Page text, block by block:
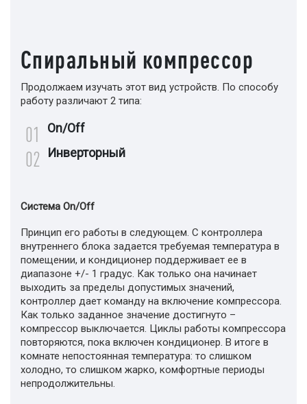
Спиральный компрессор
Продолжаем изучать этот вид устройств. По способу
работу различают 2 типа:
On/Off
Инверторный
Система On/Off
Принцип его работы в следующем. С контроллера
внутреннего блока задается требуемая температура в
помещении, и кондиционер поддерживает ее в
диапазоне +/- 1 градус. Как только она начинает
выходить за пределы допустимых значений,
контроллер дает команду на включение компрессора.
Как только заданное значение достигнуто –
компрессор выключается. Циклы работы компрессора
повторяются, пока включен кондиционер. В итоге в
комнате непостоянная температура: то слишком
холодно, то слишком жарко, комфортные периоды
непродолжительны.